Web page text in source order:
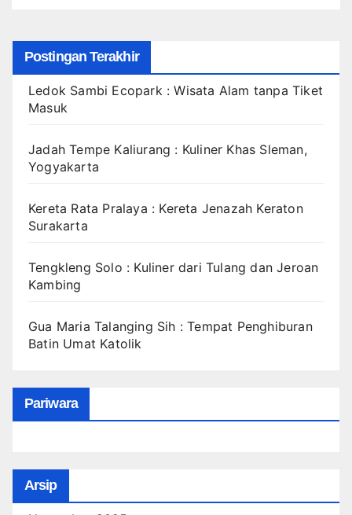
Postingan Terakhir
Ledok Sambi Ecopark : Wisata Alam tanpa Tiket
Masuk
Jadah Tempe Kaliurang : Kuliner Khas Sleman,
Yogyakarta
Kereta Rata Pralaya : Kereta Jenazah Keraton
Surakarta
Tengkleng Solo : Kuliner dari Tulang dan Jeroan
Kambing
Gua Maria Talanging Sih : Tempat Penghiburan
Batin Umat Katolik
Pariwara
Arsip